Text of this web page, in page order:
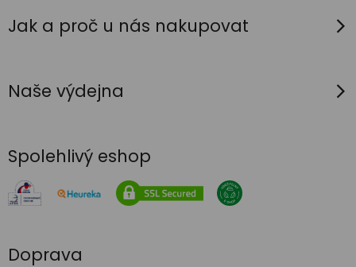
y
v
Jak a proč u nás nakupovat
Naše výdejna
Spolehlivý eshop
Doprava